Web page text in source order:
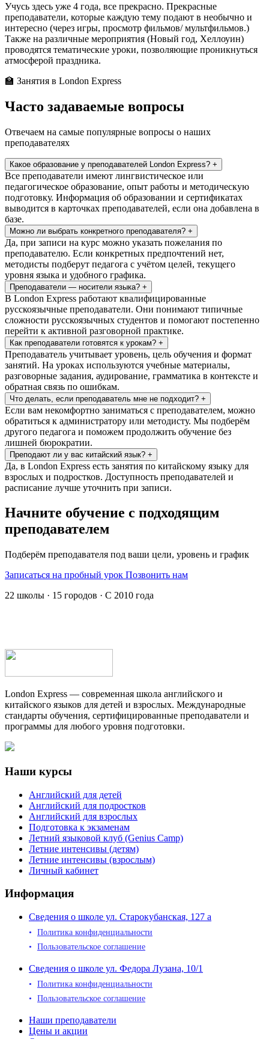
Учусь здесь уже 4 года, все прекрасно. Прекрасные
преподаватели, которые каждую тему подают в необычно и
интересно (через игры, просмотр фильмов/ мультфильмов.)
Также на различные мероприятия (Новый год, Хеллоуин)
проводятся тематические уроки, позволяющие проникнуться
атмосферой праздника.
🏫 Занятия в London Express
Часто задаваемые вопросы
Отвечаем на самые популярные вопросы о наших
преподавателях
Какое образование у преподавателей London Express? +
Все преподаватели имеют лингвистическое или
педагогическое образование, опыт работы и методическую
подготовку. Информация об образовании и сертификатах
выводится в карточках преподавателей, если она добавлена в
базе.
Можно ли выбрать конкретного преподавателя? +
Да, при записи на курс можно указать пожелания по
преподавателю. Если конкретных предпочтений нет,
методисты подберут педагога с учётом целей, текущего
уровня языка и удобного графика.
Преподаватели — носители языка? +
В London Express работают квалифицированные
русскоязычные преподаватели. Они понимают типичные
сложности русскоязычных студентов и помогают постепенно
перейти к активной разговорной практике.
Как преподаватели готовятся к урокам? +
Преподаватель учитывает уровень, цель обучения и формат
занятий. На уроках используются учебные материалы,
разговорные задания, аудирование, грамматика в контексте и
обратная связь по ошибкам.
Что делать, если преподаватель мне не подходит? +
Если вам некомфортно заниматься с преподавателем, можно
обратиться к администратору или методисту. Мы подберём
другого педагога и поможем продолжить обучение без
лишней бюрократии.
Преподают ли у вас китайский язык? +
Да, в London Express есть занятия по китайскому языку для
взрослых и подростков. Доступность преподавателей и
расписание лучше уточнить при записи.
Начните обучение с подходящим
преподавателем
Подберём преподавателя под ваши цели, уровень и график
Записаться на пробный урок Позвонить нам
22 школы · 15 городов · С 2010 года
London Express — современная школа английского и
китайского языков для детей и взрослых. Международные
стандарты обучения, сертифицированные преподаватели и
программы для любого уровня подготовки.
Наши курсы
Английский для детей
Английский для подростков
Английский для взрослых
Подготовка к экзаменам
Летний языковой клуб (Genius Camp)
Летние интенсивы (детям)
Летние интенсивы (взрослым)
Личный кабинет
Информация
Сведения о школе ул. Старокубанская, 127 а
Политика конфиденциальности
Пользовательское соглашение
Сведения о школе ул. Федора Лузана, 10/1
Политика конфиденциальности
Пользовательское соглашение
Наши преподаватели
Цены и акции